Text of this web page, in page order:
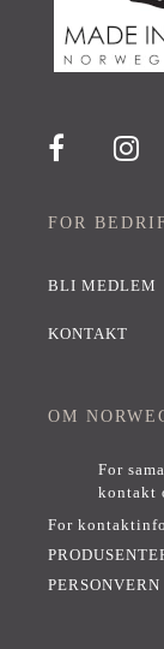
FOR
BLI MEDLEM
KONTAKT
OM
For
kontakt
For
PERSONVERN